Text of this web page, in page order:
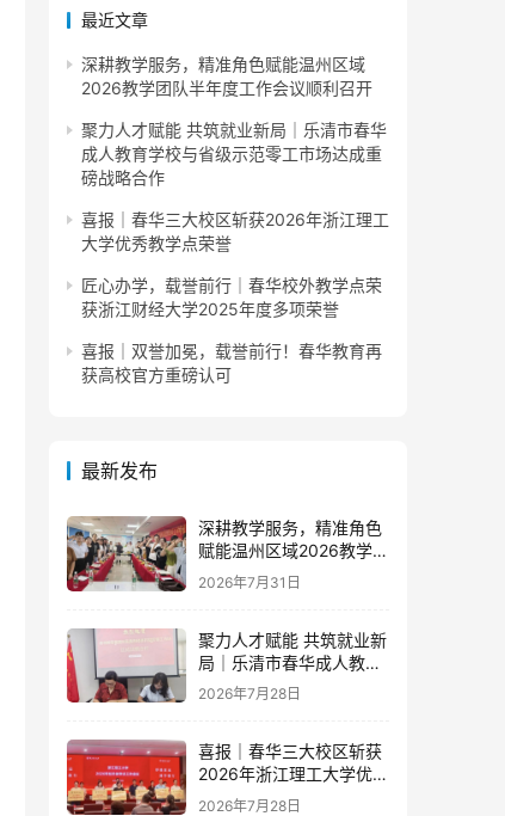
最近文章
深耕教学服务，精准角色赋能温州区域
2026教学团队半年度工作会议顺利召开
聚力人才赋能 共筑就业新局｜乐清市春华
成人教育学校与省级示范零工市场达成重
磅战略合作
喜报｜春华三大校区斩获2026年浙江理工
大学优秀教学点荣誉
匠心办学，载誉前行｜春华校外教学点荣
获浙江财经大学2025年度多项荣誉
喜报｜双誉加冕，载誉前行！春华教育再
获高校官方重磅认可
最新发布
深耕教学服务，精准角色
赋能温州区域2026教学团
队半年度工作会议顺利召
2026年7月31日
聚力人才赋能 共筑就业新
局｜乐清市春华成人教育
学校与省级示范零工市场
2026年7月28日
喜报｜春华三大校区斩获
2026年浙江理工大学优秀
教学点荣誉
2026年7月28日